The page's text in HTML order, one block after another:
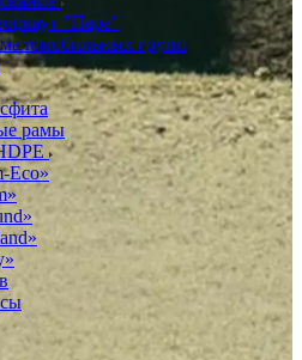
"Пара"
групп
рамы
Eco»